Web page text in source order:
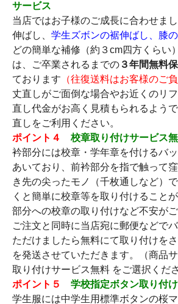
サービス
当店ではお子様のご成長に合わせま
伸ばし、 学生ズボンの裾伸ばし、膝
どの簡単な補修（約３cm四方くらい
は、ご卒業されるまでの ３年間無料
ております （往復送料はお客様のご
丈直しがご面倒な場合やお近くのリ
直し代金がお高く見積もられるよう
直しをご利用ください。
ポイント４
校章取り付けサービス
衿部分には校章・学年章を付けるバ
あいており、前衿部分を指で触って
き先の尖ったモノ（千枚通しなど）
くと簡単に校章等を取り付けること
部分への校章の取り付けなど不安が
ご注文と同時に当店宛に郵便などで
ただけましたら無料にて取り付けを
を発送させていただきます。（商品
取り付けサービス無料 をご選択くだ
ポイント５
学校指定ボタン取り付
学生服には中学生用標準ボタンの桜